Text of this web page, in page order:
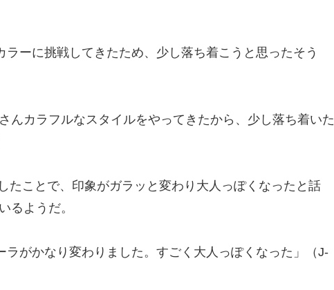
ーに挑戦してきたため、少し落ち着こうと思ったそう
んカラフルなスタイルをやってきたから、少し落ち着いた
たことで、印象がガラッと変わり大人っぽくなったと話
るようだ。
ラがかなり変わりました。すごく大人っぽくなった」（J-